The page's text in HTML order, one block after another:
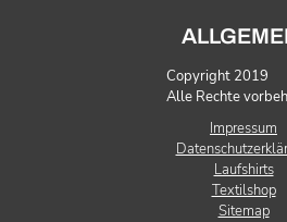
Copyright 2019
Alle Rechte
Impressum
Laufshirts
Textilshop
Sitemap